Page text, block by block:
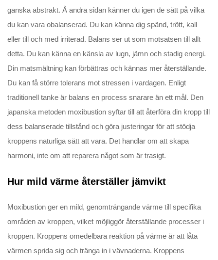
ganska abstrakt. Å andra sidan känner du igen de sätt på vilka
du kan vara obalanserad. Du kan känna dig spänd, trött, kall
eller till och med irriterad. Balans ser ut som motsatsen till allt
detta. Du kan känna en känsla av lugn, jämn och stadig energi.
Din matsmältning kan förbättras och kännas mer återställande.
Du kan få större tolerans mot stressen i vardagen. Enligt
traditionell tanke är balans en process snarare än ett mål. Den
japanska metoden moxibustion syftar till att återföra din kropp till
dess balanserade tillstånd och göra justeringar för att stödja
kroppens naturliga sätt att vara. Det handlar om att skapa
harmoni, inte om att reparera något som är trasigt.
Hur mild värme återställer jämvikt
Moxibustion ger en mild, genomträngande värme till specifika
områden av kroppen, vilket möjliggör återställande processer i
kroppen. Kroppens omedelbara reaktion på värme är att låta
värmen sprida sig och tränga in i vävnaderna. Kroppens